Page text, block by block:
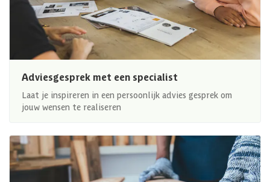
Adviesgesprek met een specialist
Laat je inspireren in een persoonlijk advies gesprek om
jouw wensen te realiseren